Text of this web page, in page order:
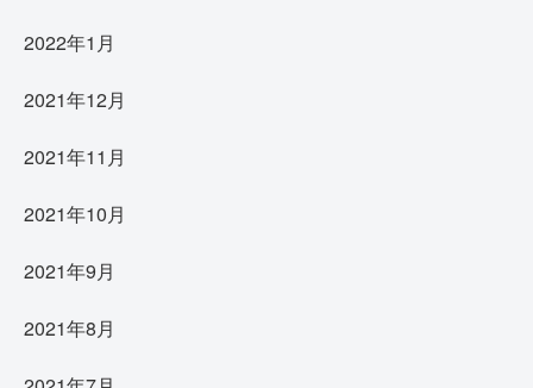
2022年1月
2021年12月
2021年11月
2021年10月
2021年9月
2021年8月